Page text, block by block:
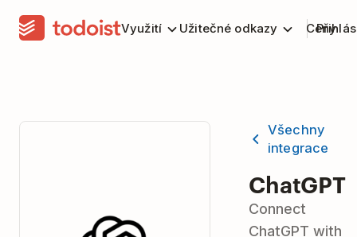
Využití Užitečné odkazy Ceny
Všechny
integrace
ChatGPT
Connect
ChatGPT with